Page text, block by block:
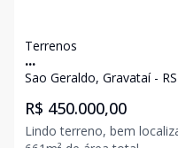
Terrenos
...
Sao Geraldo, Gravataí - RS
R$ 450.000,00
Lindo terreno, bem